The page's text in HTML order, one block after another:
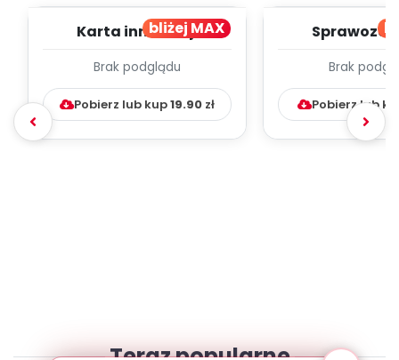
bliżej MAX
Karta innowacji
Literkowo
Brak podglądu
Pobierz lub kup19.90 zł
Brak
Pobierz lub